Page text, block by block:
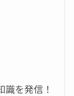
を発信！